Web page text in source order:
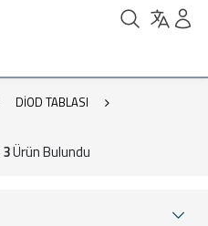
DİOD TABLASI
3Ürün Bulundu